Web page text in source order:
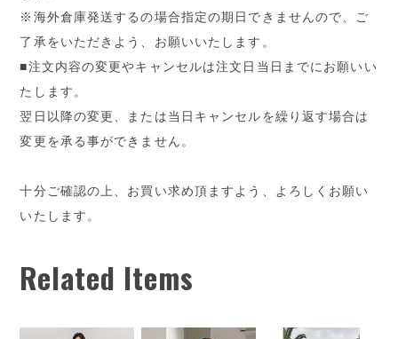
※海外倉庫発送するの場合指定の期日できませんので、ご
了承をいただきよう、お願いいたします。
■注文内容の変更やキャンセルは注文日当日までにお願いい
たします。
翌日以降の変更、または当日キャンセルを繰り返す場合は
変更を承る事ができません。
十分ご確認の上、お買い求め頂ますよう、よろしくお願い
いたします。
Related Items